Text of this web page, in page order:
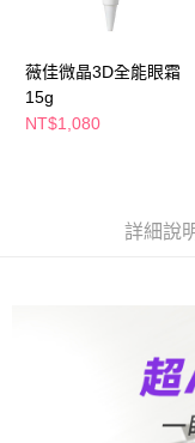
※ 交易是否成功請以「
是否繳費成功／繳費後
https://
【注意事項】
１．透過由恩沛科技股份
易，需依本服務之必要
３．未成年的使用者請事
時審查核予不同之上限
５．嚴禁一人註冊多個
恩沛科技股份有限公司
付款後萊爾富取貨
每筆NT$65，滿
7-11取貨付款
每筆NT$65，滿
付款後寶雅門市自取(
薇佳微晶3D全能眼霜
15g
NT$1,080
詳細說